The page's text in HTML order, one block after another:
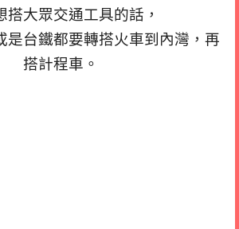
搭大眾交通工具的話，
是台鐵都要轉搭火車到內灣，再
搭計程車。